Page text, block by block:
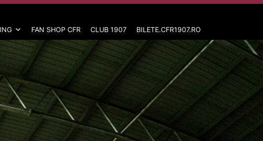
FAN SHOP CFR CLUB 1907 BILETE.CFR1907.RO